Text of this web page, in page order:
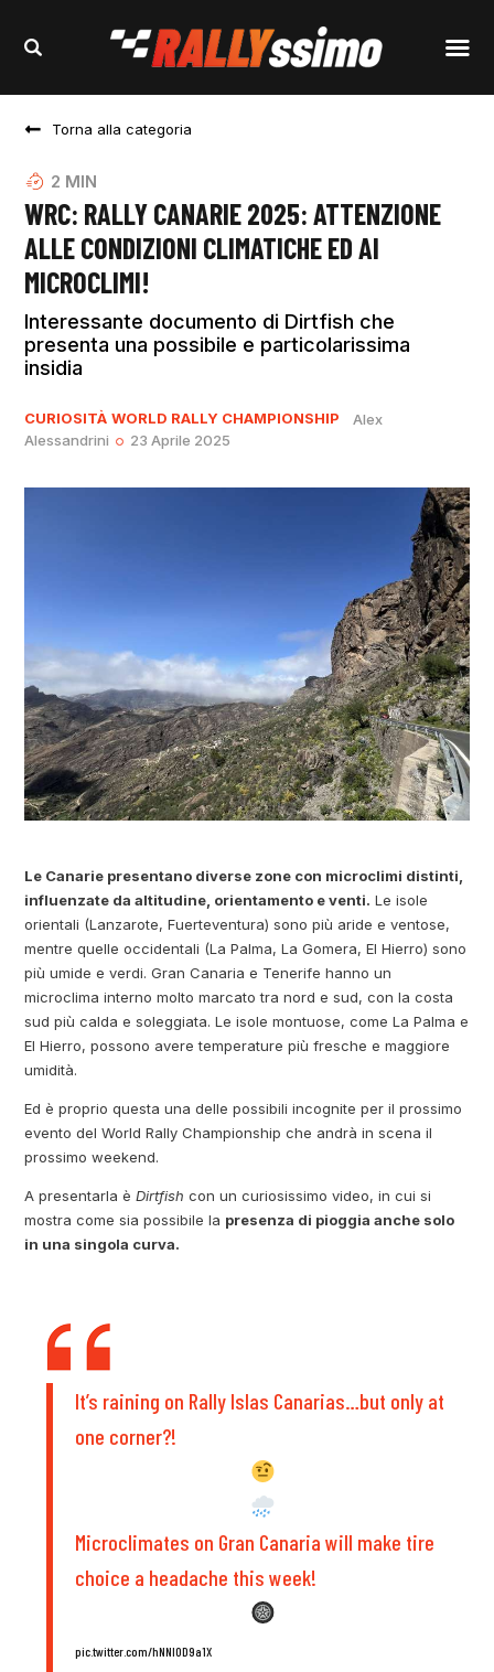
Torna alla categoria
2 MIN
WRC: RALLY CANARIE 2025: ATTENZIONE
ALLE CONDIZIONI CLIMATICHE ED AI
MICROCLIMI!
Interessante documento di Dirtfish che
presenta una possibile e particolarissima
insidia
CURIOSITÀ WORLD RALLY CHAMPIONSHIP
Alex
Alessandrini
23 Aprile 2025
Le Canarie presentano diverse zone con microclimi distinti,
influenzate da altitudine, orientamento e venti. Le isole
orientali (Lanzarote, Fuerteventura) sono più aride e ventose,
mentre quelle occidentali (La Palma, La Gomera, El Hierro) sono
più umide e verdi. Gran Canaria e Tenerife hanno un
microclima interno molto marcato tra nord e sud, con la costa
sud più calda e soleggiata. Le isole montuose, come La Palma e
El Hierro, possono avere temperature più fresche e maggiore
umidità.
Ed è proprio questa una delle possibili incognite per il prossimo
evento del World Rally Championship che andrà in scena il
prossimo weekend.
A presentarla èDirtfishcon un curiosissimo video, in cui si
mostra come sia possibile la presenza di pioggia anche solo
in una singola curva.
It’s raining on Rally Islas Canarias…but only at
one corner?!
Microclimates on Gran Canaria will make tire
choice a headache this week!
pic.twitter.com/hNNIOD9a1X